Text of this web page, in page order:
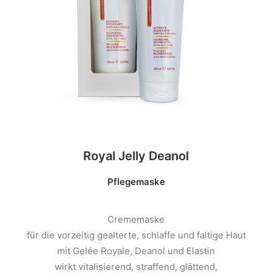
Royal Jelly Deanol
Pflegemaske
Crememaske
für die vorzeitig gealterte, schlaffe und faltige Haut
mit Gelée Royale, Deanol und Elastin
wirkt vitalisierend, straffend, glättend,